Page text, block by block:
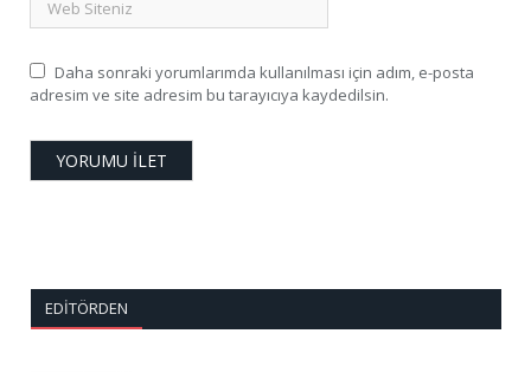
Daha sonraki yorumlarımda kullanılması için adım, e-posta
adresim ve site adresim bu tarayıcıya kaydedilsin.
EDITÖRDEN